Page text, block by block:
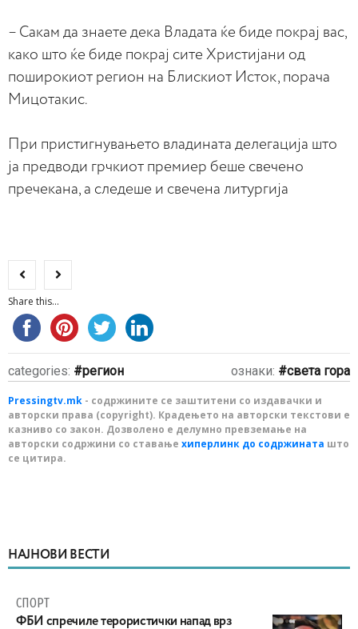
– Сакам да знаете дека Владата ќе биде покрај вас,
како што ќе биде покрај сите Христијани од
поширокиот регион на Блискиот Исток, порача
Мицотакис.
При пристигнувањето владината делегација што
ја предводи грчкиот премиер беше свечено
пречекана, а следеше и свечена литургија
Share this...
categories: регион ознаки: света гора
Pressingtv.mk - содржините се заштитени со издавачки и
авторски права (copyright). Крадењето на авторски текстови е
казниво со закон. Дозволено е делумно превземање на
авторски содржини со ставање хиперлинк до содржината што
се цитира.
НАЈНОВИ ВЕСТИ
СПОРТ
ФБИ спречиле терористички напад врз